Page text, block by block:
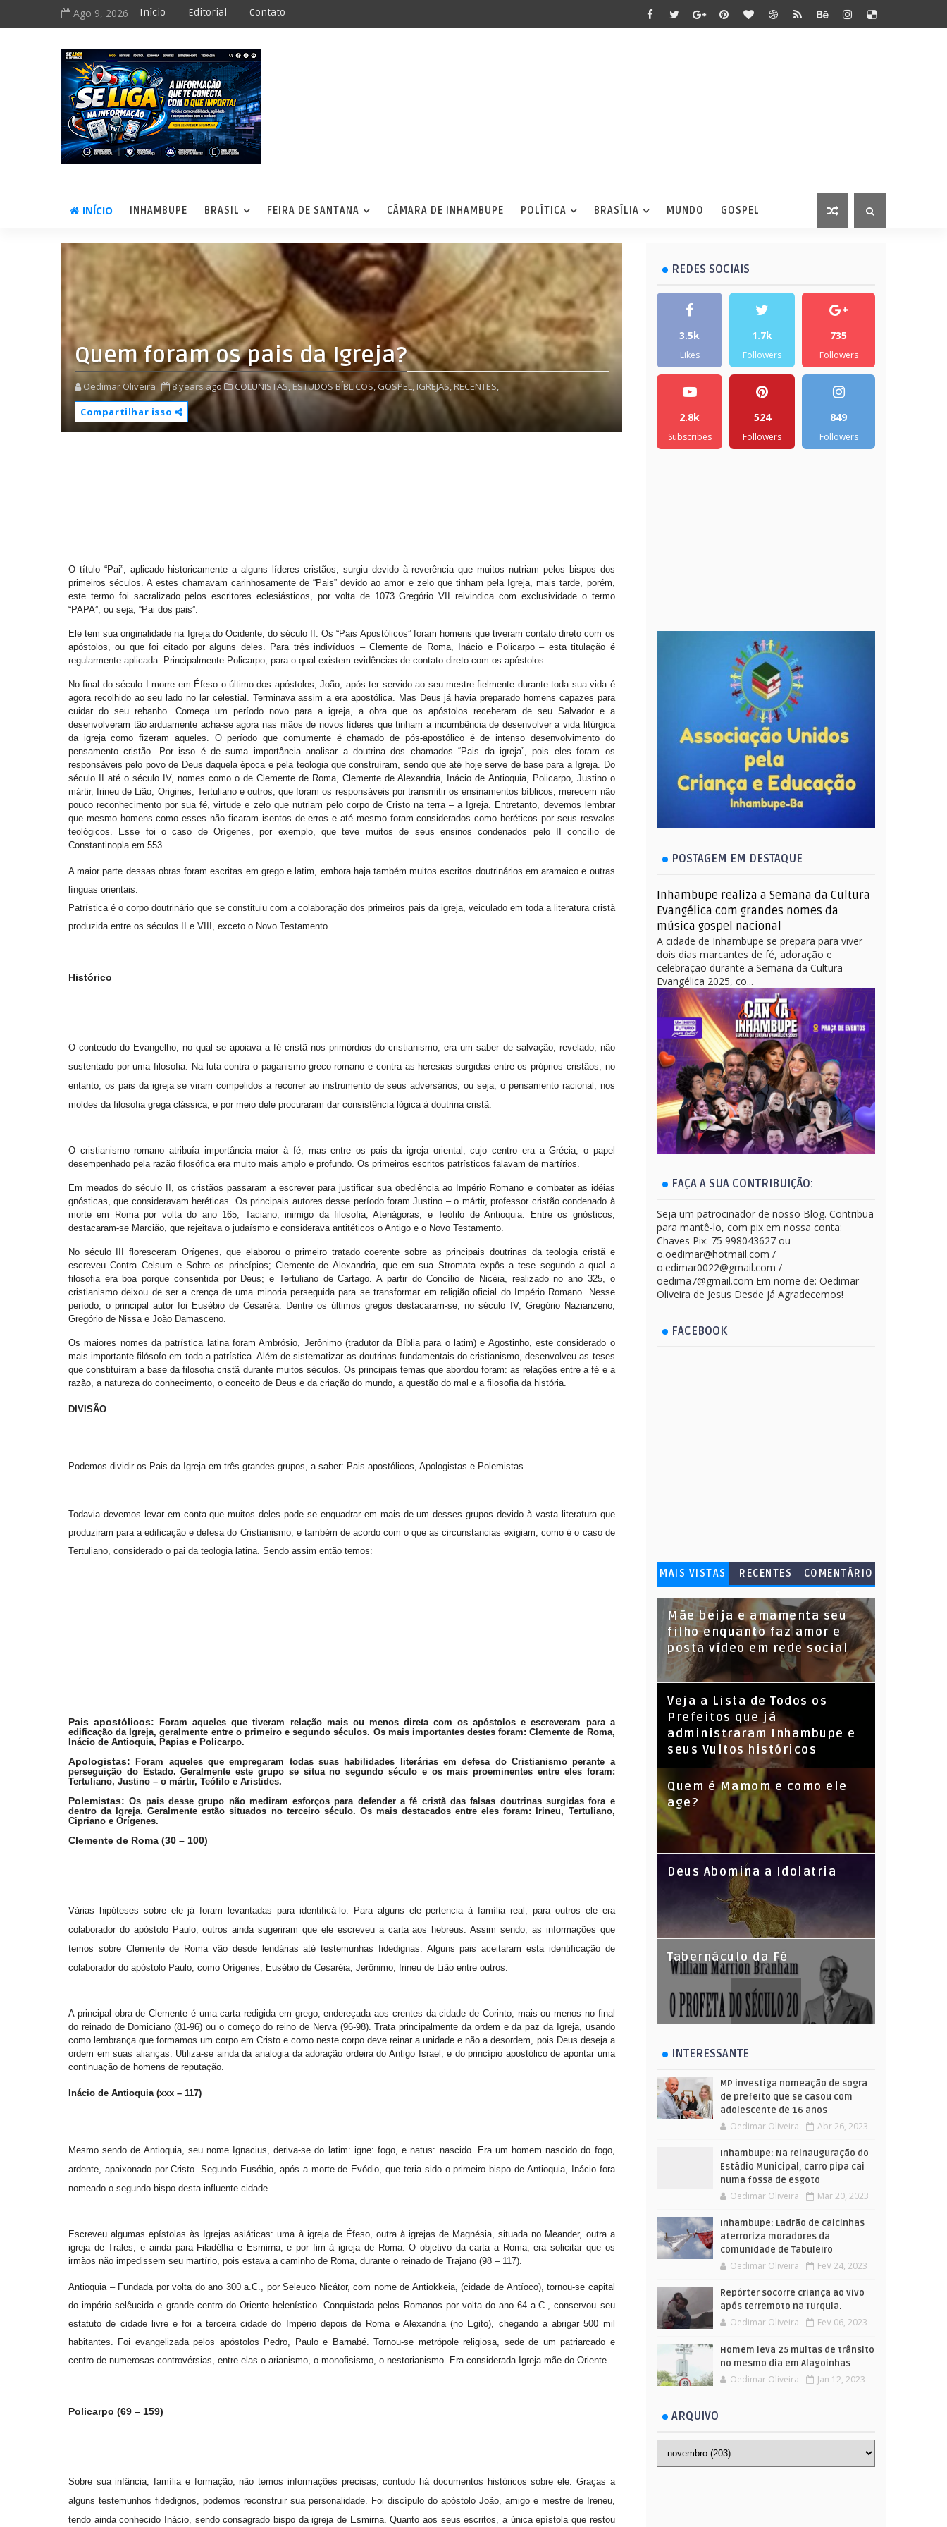
Ago 9, 2026 Início Editorial Contato
INÍCIO INHAMBUPE BRASIL FEIRA DE SANTANA CÂMARA DE INHAMBUPE POLÍTICA BRASÍLIA MUNDO GOSPEL
Quem foram os pais da Igreja?
Oedimar Oliveira 8 years ago COLUNISTAS,ESTUDOS BÍBLICOS, GOSPEL,IGREJAS,RECENTES,
Compartilhar isso
O título “Pai”, aplicado historicamente a alguns líderes cristãos, surgiu devido à reverência que muitos nutriam pelos bispos dos
primeiros séculos. A estes chamavam carinhosamente de “Pais” devido ao amor e zelo que tinham pela Igreja, mais tarde, porém,
este termo foi sacralizado pelos escritores eclesiásticos, por volta de 1073 Gregório VII reivindica com exclusividade o termo
“PAPA”, ou seja, “Pai dos pais”.
Ele tem sua originalidade na Igreja do Ocidente, do século II. Os “Pais Apostólicos” foram homens que tiveram contato direto com os
apóstolos, ou que foi citado por alguns deles. Para três indivíduos – Clemente de Roma, Inácio e Policarpo – esta titulação é
regularmente aplicada. Principalmente Policarpo, para o qual existem evidências de contato direto com os apóstolos.
No final do século I morre em Éfeso o último dos apóstolos, João, após ter servido ao seu mestre fielmente durante toda sua vida é
agora recolhido ao seu lado no lar celestial. Terminava assim a era apostólica. Mas Deus já havia preparado homens capazes para
cuidar do seu rebanho. Começa um período novo para a igreja, a obra que os apóstolos receberam de seu Salvador e a
desenvolveram tão arduamente acha-se agora nas mãos de novos líderes que tinham a incumbência de desenvolver a vida litúrgica
da igreja como fizeram aqueles. O período que comumente é chamado de pós-apostólico é de intenso desenvolvimento do
pensamento cristão. Por isso é de suma importância analisar a doutrina dos chamados “Pais da igreja”, pois eles foram os
responsáveis pelo povo de Deus daquela época e pela teologia que construíram, sendo que até hoje serve de base para a Igreja. Do
século II até o século IV, nomes como o de Clemente de Roma, Clemente de Alexandria, Inácio de Antioquia, Policarpo, Justino o
mártir, Irineu de Lião, Origines, Tertuliano e outros, que foram os responsáveis por transmitir os ensinamentos bíblicos, merecem não
pouco reconhecimento por sua fé, virtude e zelo que nutriam pelo corpo de Cristo na terra – a Igreja. Entretanto, devemos lembrar
que mesmo homens como esses não ficaram isentos de erros e até mesmo foram considerados como heréticos por seus resvalos
teológicos. Esse foi o caso de Orígenes, por exemplo, que teve muitos de seus ensinos condenados pelo II concílio de
Constantinopla em 553.
A maior parte dessas obras foram escritas em grego e latim, embora haja também muitos escritos doutrinários em aramaico e outras
línguas orientais.
Patrística é o corpo doutrinário que se constituiu com a colaboração dos primeiros pais da igreja, veiculado em toda a literatura cristã
produzida entre os séculos II e VIII, exceto o Novo Testamento.
Histórico
O conteúdo do Evangelho, no qual se apoiava a fé cristã nos primórdios do cristianismo, era um saber de salvação, revelado, não
sustentado por uma filosofia. Na luta contra o paganismo greco-romano e contra as heresias surgidas entre os próprios cristãos, no
entanto, os pais da igreja se viram compelidos a recorrer ao instrumento de seus adversários, ou seja, o pensamento racional, nos
moldes da filosofia grega clássica, e por meio dele procuraram dar consistência lógica à doutrina cristã.
O cristianismo romano atribuía importância maior à fé; mas entre os pais da igreja oriental, cujo centro era a Grécia, o papel
desempenhado pela razão filosófica era muito mais amplo e profundo. Os primeiros escritos patrísticos falavam de martírios.
Em meados do século II, os cristãos passaram a escrever para justificar sua obediência ao Império Romano e combater as idéias
gnósticas, que consideravam heréticas. Os principais autores desse período foram Justino – o mártir, professor cristão condenado à
morte em Roma por volta do ano 165; Taciano, inimigo da filosofia; Atenágoras; e Teófilo de Antioquia. Entre os gnósticos,
destacaram-se Marcião, que rejeitava o judaísmo e considerava antitéticos o Antigo e o Novo Testamento.
No século III floresceram Orígenes, que elaborou o primeiro tratado coerente sobre as principais doutrinas da teologia cristã e
escreveu Contra Celsum e Sobre os princípios; Clemente de Alexandria, que em sua Stromata expôs a tese segundo a qual a
filosofia era boa porque consentida por Deus; e Tertuliano de Cartago. A partir do Concílio de Nicéia, realizado no ano 325, o
cristianismo deixou de ser a crença de uma minoria perseguida para se transformar em religião oficial do Império Romano. Nesse
período, o principal autor foi Eusébio de Cesaréia. Dentre os últimos gregos destacaram-se, no século IV, Gregório Nazianzeno,
Gregório de Nissa e João Damasceno.
Os maiores nomes da patrística latina foram Ambrósio, Jerônimo (tradutor da Bíblia para o latim) e Agostinho, este considerado o
mais importante filósofo em toda a patrística. Além de sistematizar as doutrinas fundamentais do cristianismo, desenvolveu as teses
que constituíram a base da filosofia cristã durante muitos séculos. Os principais temas que abordou foram: as relações entre a fé e a
razão, a natureza do conhecimento, o conceito de Deus e da criação do mundo, a questão do mal e a filosofia da história.
DIVISÃO
Podemos dividir os Pais da Igreja em três grandes grupos, a saber: Pais apostólicos, Apologistas e Polemistas.
Todavia devemos levar em conta que muitos deles pode se enquadrar em mais de um desses grupos devido à vasta literatura que
produziram para a edificação e defesa do Cristianismo, e também de acordo com o que as circunstancias exigiam, como é o caso de
Tertuliano, considerado o pai da teologia latina. Sendo assim então temos:
Pais apostólicos: Foram aqueles que tiveram relação mais ou menos direta com os apóstolos e escreveram para a
edificação da Igreja, geralmente entre o primeiro e segundo séculos. Os mais importantes destes foram: Clemente de Roma,
Inácio de Antioquia, Papias e Policarpo.
Apologistas: Foram aqueles que empregaram todas suas habilidades literárias em defesa do Cristianismo perante a
perseguição do Estado. Geralmente este grupo se situa no segundo século e os mais proeminentes entre eles foram:
Tertuliano, Justino – o mártir, Teófilo e Aristides.
Polemistas: Os pais desse grupo não mediram esforços para defender a fé cristã das falsas doutrinas surgidas fora e
dentro da Igreja. Geralmente estão situados no terceiro século. Os mais destacados entre eles foram: Irineu, Tertuliano,
Cipriano e Orígenes.
Clemente de Roma (30 – 100)
Várias hipóteses sobre ele já foram levantadas para identificá-lo. Para alguns ele pertencia à família real, para outros ele era
colaborador do apóstolo Paulo, outros ainda sugeriram que ele escreveu a carta aos hebreus. Assim sendo, as informações que
temos sobre Clemente de Roma vão desde lendárias até testemunhas fidedignas. Alguns pais aceitaram esta identificação de
colaborador do apóstolo Paulo, como Orígenes, Eusébio de Cesaréia, Jerônimo, Irineu de Lião entre outros.
A principal obra de Clemente é uma carta redigida em grego, endereçada aos crentes da cidade de Corinto, mais ou menos no final
do reinado de Domiciano (81-96) ou o começo do reino de Nerva (96-98). Trata principalmente da ordem e da paz da Igreja, usando
como lembrança que formamos um corpo em Cristo e como neste corpo deve reinar a unidade e não a desordem, pois Deus deseja a
ordem em suas alianças. Utiliza-se ainda da analogia da adoração ordeira do Antigo Israel, e do princípio apostólico de apontar uma
continuação de homens de reputação.
Inácio de Antioquia (xxx – 117)
Mesmo sendo de Antioquia, seu nome Ignacius, deriva-se do latim: igne: fogo, e natus: nascido. Era um homem nascido do fogo,
ardente, apaixonado por Cristo. Segundo Eusébio, após a morte de Evódio, que teria sido o primeiro bispo de Antioquia, Inácio fora
nomeado o segundo bispo desta influente cidade.
Escreveu algumas epístolas às Igrejas asiáticas: uma à igreja de Éfeso, outra à igrejas de Magnésia, situada no Meander, outra a
igreja de Trales, e ainda para Filadélfia e Esmirna, e por fim à igreja de Roma. O objetivo da carta a Roma, era solicitar que os
irmãos não impedissem seu martírio, pois estava a caminho de Roma, durante o reinado de Trajano (98 – 117).
Antioquia – Fundada por volta do ano 300 a.C., por Seleuco Nicátor, com nome de Antiokkeia, (cidade de Antíoco), tornou-se capital
do império selêucida e grande centro do Oriente helenístico. Conquistada pelos Romanos por volta do ano 64 a.C., conservou seu
estatuto de cidade livre e foi a terceira cidade do Império depois de Roma e Alexandria (no Egito), chegando a abrigar 500 mil
habitantes. Foi evangelizada pelos apóstolos Pedro, Paulo e Barnabé. Tornou-se metrópole religiosa, sede de um patriarcado e
centro de numerosas controvérsias, entre elas o arianismo, o monofisismo, o nestorianismo. Era considerada Igreja-mãe do Oriente.
Policarpo (69 – 159)
Sobre sua infância, família e formação, não temos informações precisas, contudo há documentos históricos sobre ele. Graças a
alguns testemunhos fidedignos, podemos reconstruir sua personalidade. Foi discípulo do apóstolo João, amigo e mestre de Ireneu,
tendo ainda conhecido Inácio, sendo consagrado bispo da igreja de Esmirna. Quanto aos seus escritos, a única epístola que restou
REDES SOCIAIS
3.5k
Likes
1.7k
Followers
735
Followers
2.8k
Subscribes
524
Followers
849
Followers
POSTAGEM EM DESTAQUE
Inhambupe realiza a Semana da Cultura
Evangélica com grandes nomes da
música gospel nacional
A cidade de Inhambupe se prepara para viver
dois dias marcantes de fé, adoração e
celebração durante a Semana da Cultura
Evangélica 2025, co...
FAÇA A SUA CONTRIBUIÇÃO:
Seja um patrocinador de nosso Blog. Contribua
para mantê-lo, com pix em nossa conta:
Chaves Pix: 75 998043627 ou
o.oedimar@hotmail.com /
o.edimar0022@gmail.com /
oedima7@gmail.com Em nome de: Oedimar
Oliveira de Jesus Desde já Agradecemos!
FACEBOOK
MAIS VISTAS RECENTES
COMENTÁRIO
S
Mãe beija e amamenta seu
filho enquanto faz amor e
posta vídeo em rede social
Veja a Lista de Todos os
Prefeitos que já
administraram Inhambupe e
seus Vultos históricos
Quem é Mamom e como ele
age?
Deus Abomina a Idolatria
Tabernáculo da Fé
INTERESSANTE
MP investiga nomeação de sogra
de prefeito que se casou com
adolescente de 16 anos
Oedimar Oliveira Abr 26, 2023
Inhambupe: Na reinauguração do
Estádio Municipal, carro pipa cai
numa fossa de esgoto
Oedimar Oliveira Mar 20, 2023
Inhambupe: Ladrão de calcinhas
aterroriza moradores da
comunidade de Tabuleiro
Oedimar Oliveira FeV 24, 2023
Repórter socorre criança ao vivo
após terremoto na Turquia.
Oedimar Oliveira FeV 06, 2023
Homem leva 25 multas de trânsito
no mesmo dia em Alagoinhas
Oedimar Oliveira Jan 12, 2023
ARQUIVO